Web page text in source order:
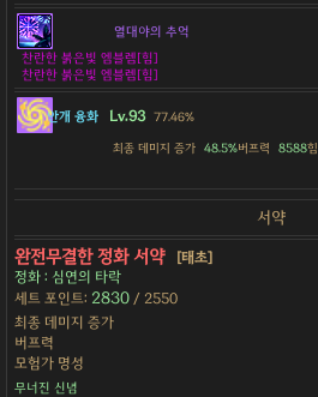
열대야의 추억
찬란한 붉은빛 엠블렘[힘]
찬란한 붉은빛 엠블렘[힘]
안개 융화 Lv.93 77.46%
최종 데미지 증가 48.5%버프력 8588힘
서약
완전무결한 정화 서약
[태초]
정화 : 심연의 타락
세트 포인트: 2830 / 2550
최종 데미지 증가
버프력
모험가 명성
무너진 신념